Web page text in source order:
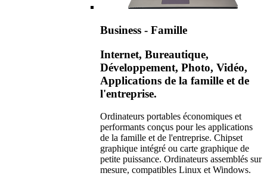
Business - Famille
Internet, Bureautique,
Développement, Photo, Vidéo,
Applications de la famille et de
l'entreprise.
Ordinateurs portables économiques et
performants conçus pour les applications
de la famille et de l'entreprise. Chipset
graphique intégré ou carte graphique de
petite puissance. Ordinateurs assemblés sur
mesure, compatibles Linux et Windows.